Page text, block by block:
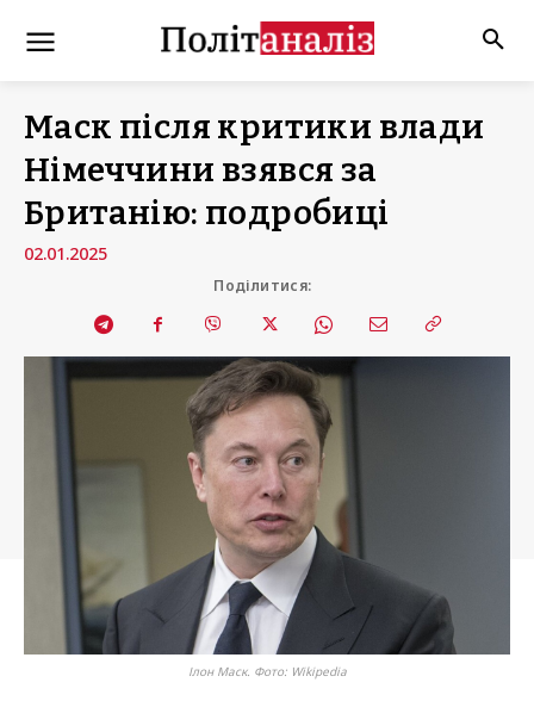
Маск після критики влади
Німеччини взявся за
Британію: подробиці
02.01.2025
Поділитися:
Ілон Маск. Фото: Wikipedia